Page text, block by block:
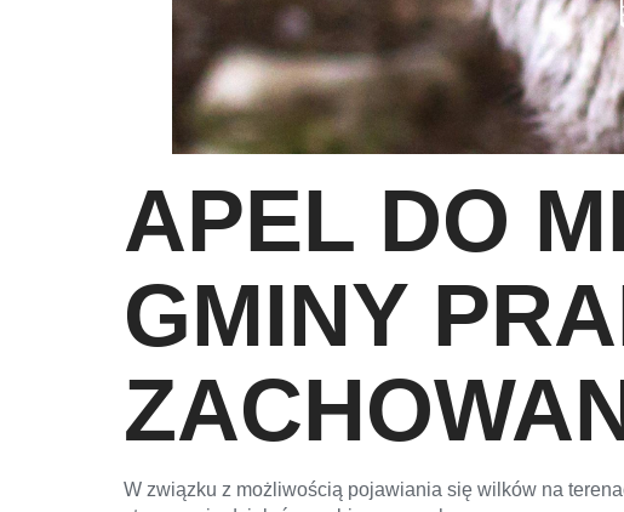
APEL DO
GMINY
W związku z możliwością pojawiania się wilków na